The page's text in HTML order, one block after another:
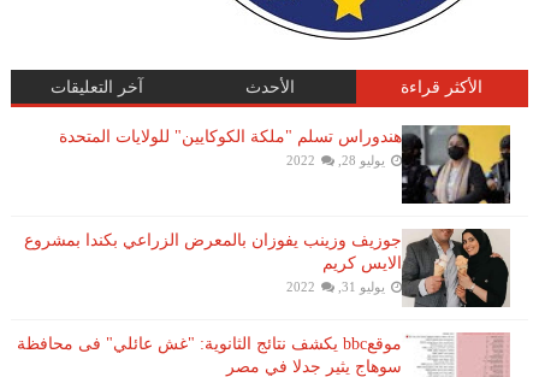
الأكثر قراءة الأحدث آخر التعليقات
هندوراس تسلم "ملكة الكوكايين" للولايات المتحدة
يوليو 28, 2022
جوزيف وزينب يفوزان بالمعرض الزراعي بكندا بمشروع
الايس كريم
يوليو 31, 2022
موقعbbc يكشف نتائج الثانوية: "غش عائلي" فى محافظة
سوهاج يثير جدلا في مصر